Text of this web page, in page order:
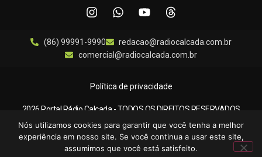
(86) 99991-9990
redacao@radiocalcada.com.br
comercial@radiocalcada.com.br
Política de privacidade
2026 Portal Rádio Calçada - TODOS OS DIREITOS RESERVADOS
Desenvolvido por:Padrão Digital
Nós utilizamos cookies para garantir que você tenha a melhor
experiência em nosso site. Se você continua a usar este site,
assumimos que você está satisfeito.